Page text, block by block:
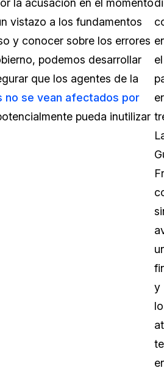
y Las Líneas Directas
Menor
la acusación en el momento
vistazo a los fundamentos
y conocer sobre los errores
podemos desarrollar
que los agentes de la
se vean afectados por
pueda inutilizar
el
y